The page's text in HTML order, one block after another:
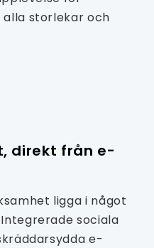
storlekar och
direkt från e-
ligga i något
sociala
e-